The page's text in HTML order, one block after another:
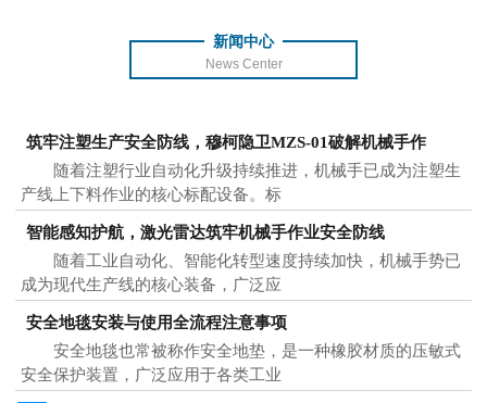
新闻中心
News Center
筑牢注塑生产安全防线，穆柯隐卫MZS-01破解机械手作
随着注塑行业自动化升级持续推进，机械手已成为注塑生
产线上下料作业的核心标配设备。标
智能感知护航，激光雷达筑牢机械手作业安全防线
随着工业自动化、智能化转型速度持续加快，机械手势已
成为现代生产线的核心装备，广泛应
安全地毯安装与使用全流程注意事项
安全地毯也常被称作安全地垫，是一种橡胶材质的压敏式
安全保护装置，广泛应用于各类工业